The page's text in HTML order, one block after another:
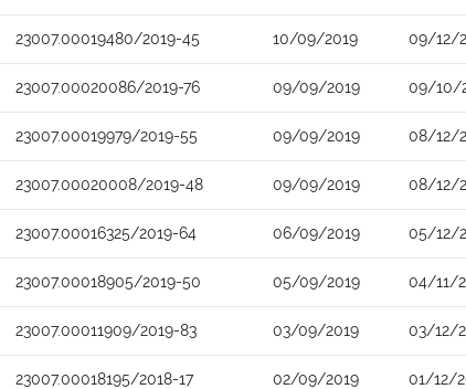
23007.00019480/2019-45 10/09/2019 09/12/
23007.00020086/2019-76 09/09/2019 09/10/
23007.00019979/2019-55 09/09/2019 08/12/
23007.00020008/2019-48 09/09/2019 08/12/
23007.00016325/2019-64 06/09/2019 05/12/
23007.00018905/2019-50 05/09/2019 04/11/
23007.00011909/2019-83 03/09/2019 03/12/
23007.00018195/2018-17 02/09/2019 01/12/